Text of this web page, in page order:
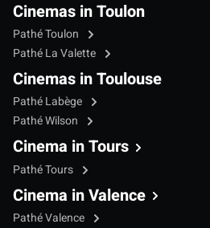
Cinemas in Toulon
Pathé Toulon
Pathé La Valette
Cinemas in Toulouse
Pathé Labège
Pathé Wilson
Cinema in Tours
Pathé Tours
Cinema in Valence
Pathé Valence